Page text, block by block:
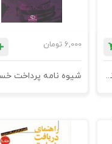
فروش به شرکتها و سازمانها - چاپ دوم
6,000 تومان